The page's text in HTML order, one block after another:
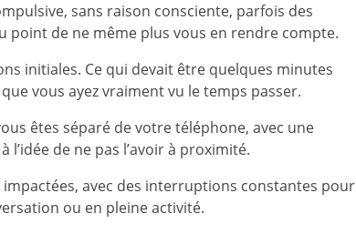
sans raison consciente, parfois des
point de ne même plus vous en rendre compte.
initiales. Ce qui devait être quelques minutes
vous ayez vraiment vu le temps passer.
êtes séparé de votre téléphone, avec une
de ne pas l’avoir à proximité.
avec des interruptions constantes pour
ou en pleine activité.